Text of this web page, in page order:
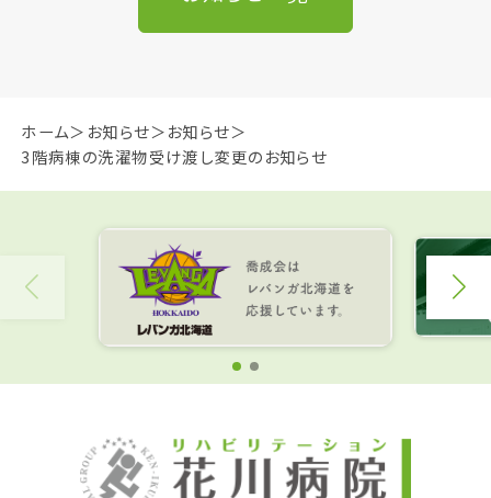
ホーム お知らせ
お知らせ
3階病棟の洗濯物受け渡し変更のお知らせ